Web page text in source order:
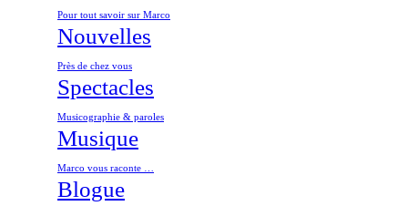
Pour tout savoir sur Marco
Nouvelles
Près de chez vous
Spectacles
Musicographie & paroles
Musique
Marco vous raconte …
Blogue